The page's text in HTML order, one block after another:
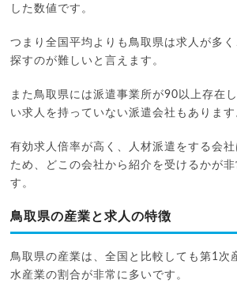
した数値です。
つまり全国平均よりも鳥取県は求人が多
探すのが難しいと言えます。
また鳥取県には派遣事業所が90以上存在
い求人を持っていない派遣会社もあります
有効求人倍率が高く、人材派遣をする会
ため、どこの会社から紹介を受けるかが非
す。
鳥取県の産業と求人の特徴
鳥取県の産業は、全国と比較しても第1次
水産業の割合が非常に多いです。